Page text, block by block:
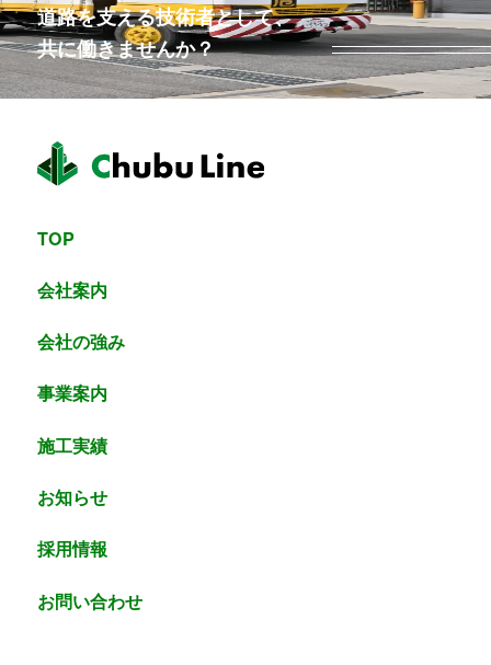
道路を支える技術者として、
共に働きませんか？
TOP
会社案内
会社の強み
事業案内
施工実績
お知らせ
採用情報
お問い合わせ